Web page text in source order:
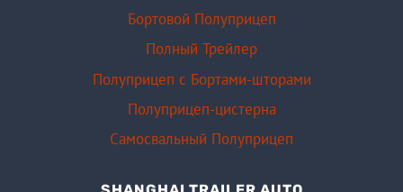
Бортовой Полуприцеп
Полный Трейлер
Полуприцеп с Бортами-шторами
Полуприцеп-цистерна
Самосвальный Полуприцеп